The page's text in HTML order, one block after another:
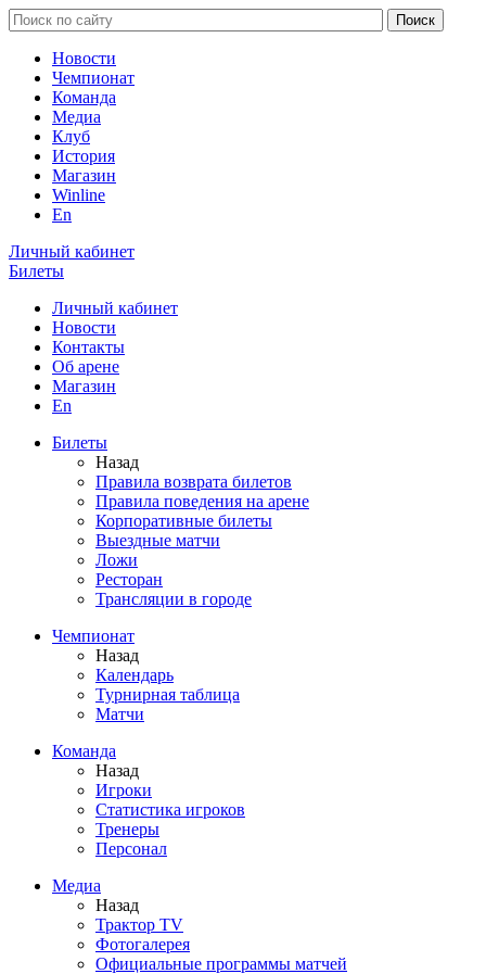
Новости
Чемпионат
Команда
Медиа
Клуб
История
Магазин
Winline
En
Личный кабинет
Билеты
Личный кабинет
Новости
Контакты
Об арене
Магазин
En
Билеты
Назад
Правила возврата билетов
Правила поведения на арене
Корпоративные билеты
Выездные матчи
Ложи
Ресторан
Трансляции в городе
Чемпионат
Назад
Календарь
Турнирная таблица
Матчи
Команда
Назад
Игроки
Статистика игроков
Тренеры
Персонал
Медиа
Назад
Трактор TV
Фотогалерея
Официальные программы матчей